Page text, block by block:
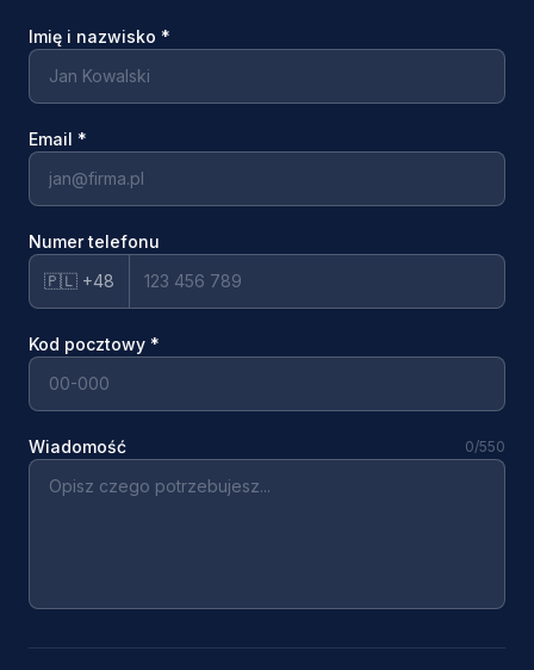
Imię i nazwisko *
Email *
Numer telefonu
🇵🇱 +48
Kod pocztowy *
Wiadomość 0/550